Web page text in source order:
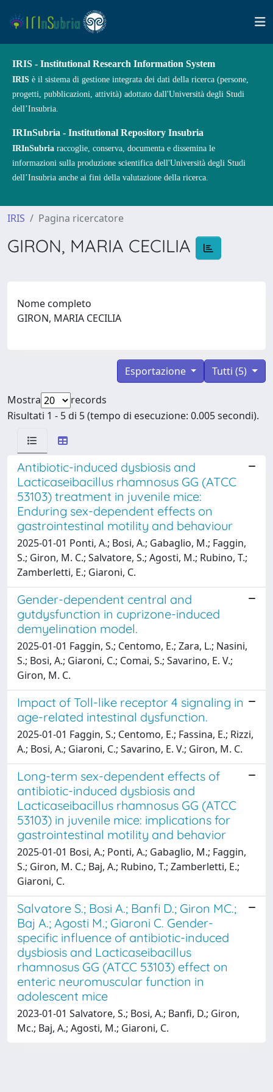
IRIS - Institutional Research Information System
IRIS è il sistema di gestione integrata dei dati della ricerca (persone,
progetti, pubblicazioni, attività) adottato dall'Università degli Studi
dell’Insubria.
IRInSubria - Institutional Repository Insubria
IRInSubria raccoglie, conserva, documenta e dissemina le
informazioni sulla produzione scientifica dell'Università degli Studi
dell’Insubria anche ai fini della valutazione della ricerca.
IRIS Pagina ricercatore
GIRON, MARIA CECILIA
Nome completo
GIRON, MARIA CECILIA
Tutti (5)
Esportazione
Mostra
records
Risultati 1 - 5 di 5 (tempo di esecuzione: 0.005 secondi).
Antibiotic-induced dysbiosis and
Lacticaseibacillus rhamnosus GG (ATCC
53103) treatment in juvenile mice:
Enduring sex-dependent effects on
gastrointestinal motility and behaviour
2025-01-01 Ponti, A.; Bosi, A.; Gabaglio, M.; Faggin,
S.; Giron, M. C.; Salvatore, S.; Agosti, M.; Rubino, T.;
Zamberletti, E.; Giaroni, C.
Gender-dependent central and
gutdysfunction in cuprizone-induced
demyelination model.
2025-01-01 Faggin, S.; Centomo, E.; Zara, L.; Nasini,
S.; Bosi, A.; Giaroni, C.; Comai, S.; Savarino, E. V.;
Giron, M. C.
Impact of Toll-like receptor 4 signaling in
age-related intestinal dysfunction.
2025-01-01 Faggin, S.; Centomo, E.; Fassina, E.; Rizzi,
A.; Bosi, A.; Giaroni, C.; Savarino, E. V.; Giron, M. C.
Long-term sex-dependent effects of
antibiotic-induced dysbiosis and
Lacticaseibacillus rhamnosus GG (ATCC
53103) in juvenile mice: implications for
gastrointestinal motility and behavior
2025-01-01 Bosi, A.; Ponti, A.; Gabaglio, M.; Faggin,
S.; Giron, M. C.; Baj, A.; Rubino, T.; Zamberletti, E.;
Giaroni, C.
Salvatore S.; Bosi A.; Banfi D.; Giron MC.;
Baj A.; Agosti M.; Giaroni C. Gender-
specific influence of antibiotic-induced
dysbiosis and Lacticaseibacillus
rhamnosus GG (ATCC 53103) effect on
enteric neuromuscular function in
adolescent mice
2023-01-01 Salvatore, S.; Bosi, A.; Banfi, D.; Giron,
Mc.; Baj, A.; Agosti, M.; Giaroni, C.